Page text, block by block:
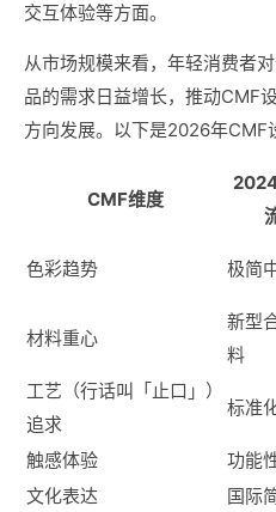
交互体验等方面。
从市场规模来看，年轻消费者
品的需求日益增长，推动CMF
方向发展。以下是2026年CMF
CMF维度
色彩趋势 极简
材料重心
新型
料
工艺（行话叫「止口」）
追求
标准
触感体验 功能
文化表达
国际